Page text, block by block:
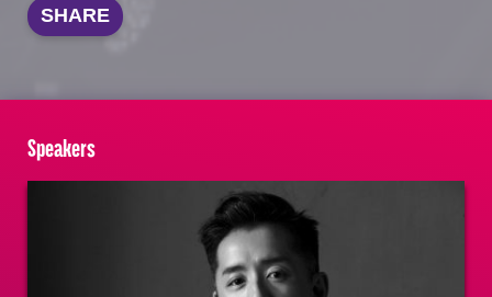
SHARE
Speakers